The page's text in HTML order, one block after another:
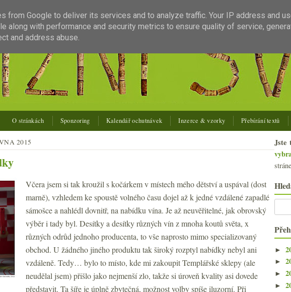
O stránkách Sponzoring Kalendář ochutnávek Inzerce & vzorky Přebírání textů
2015
Včera jsem si tak kroužil s kočárkem v místech mého dětství a uspával (dost
marně), vzhledem ke spoustě volného času dojel až k jedné vzdálené zapadlé
sámošce a nahlédl dovnitř, na nabídku vína. Je až neuvěřitelné, jak obrovský
výběr i tady byl. Desítky a desítky různých vín z mnoha koutů světa, x
různých odrůd jednoho producenta, to vše naprosto mimo specializovaný
obchod. U žádného jiného produktu tak široký rozptyl nabídky nebyl ani
vzdáleně. Tedy… bylo to místo, kde mi zakoupit Templářské sklepy (ale
neudělal jsem) přišlo jako nejmenší zlo, takže si úroveň kvality asi dovede
představit. Ta šíře je úplně zbytečná, možnost volby spíše iluzorní. Při
Jste
►
►
►
►
from Google to deliver its services and to analyze traffic. Your IP address and
along with performance and security metrics to ensure quality of service,
and address abuse.